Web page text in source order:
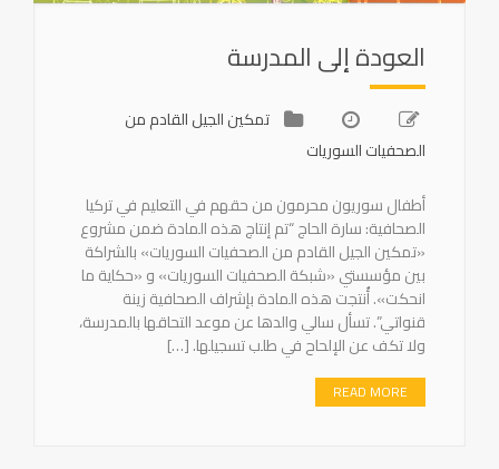
العودة إلى المدرسة
تمكين الجيل القادم من
الصحفيات السوريات
أطفال سوريون محرمون من حقهم في التعليم في تركيا
الصحافية: سارة الحاج “تم إنتاج هذه المادة ضمن مشروع
«تمكين الجيل القادم من الصحفيات السوريات» بالشراكة
بين مؤسستي «شبكة الصحفيات السوريات» و «حكاية ما
انحكت». أُنتجت هذه المادة بإشراف الصحافية زينة
قنواتي”. تسأل سالي والدها عن موعد التحاقها بالمدرسة،
ولا تكف عن الإلحاح في طلب تسجيلها. […]
READ MORE